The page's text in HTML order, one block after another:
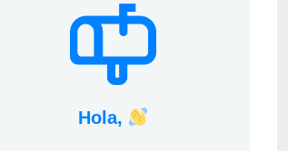
Hola,